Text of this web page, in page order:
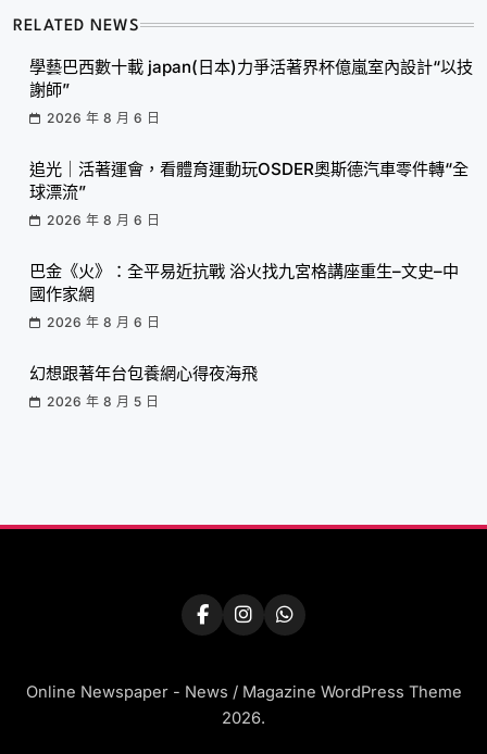
RELATED NEWS
學藝巴西數十載 japan(日本)力爭活著界杯億嵐室內設計“以技
謝師”
2026 年 8 月 6 日
追光｜活著運會，看體育運動玩OSDER奧斯德汽車零件轉“全
球漂流”
2026 年 8 月 6 日
巴金《火》：全平易近抗戰 浴火找九宮格講座重生–文史–中
國作家網
2026 年 8 月 6 日
幻想跟著年台包養網心得夜海飛
2026 年 8 月 5 日
Online Newspaper - News / Magazine WordPress Theme
2026.